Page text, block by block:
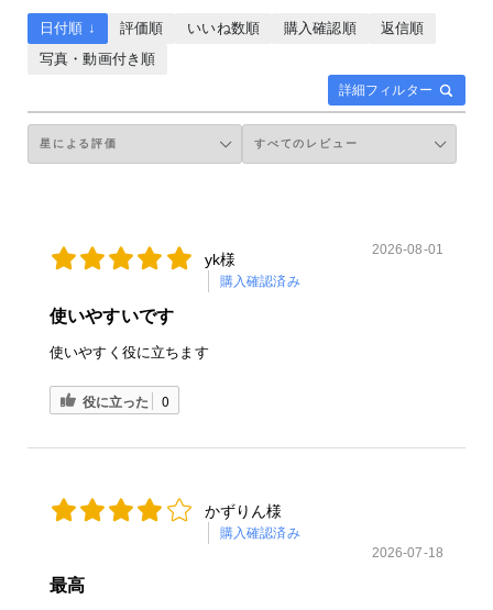
詳細フィルター
日付順 ↓ 評価順 いいね数順 購入確認順
返信順
写真・動画付き順
yk様
購入確認済み
2026-08-01
使いやすいです
使いやすく役に立ちます
役に立った 0
かずりん様
購入確認済み
2026-07-18
最高